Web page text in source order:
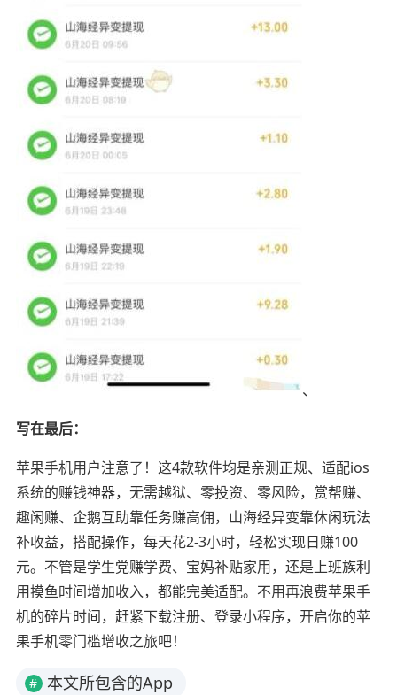
、
写在最后：
苹果手机用户注意了！这4款软件均是亲测正规、适配ios
系统的赚钱神器，无需越狱、零投资、零风险，赏帮赚、
趣闲赚、企鹅互助靠任务赚高佣，山海经异变靠休闲玩法
补收益，搭配操作，每天花2-3小时，轻松实现日赚100
元。不管是学生党赚学费、宝妈补贴家用，还是上班族利
用摸鱼时间增加收入，都能完美适配。不用再浪费苹果手
机的碎片时间，赶紧下载注册、登录小程序，开启你的苹
果手机零门槛增收之旅吧！
# 本文所包含的App